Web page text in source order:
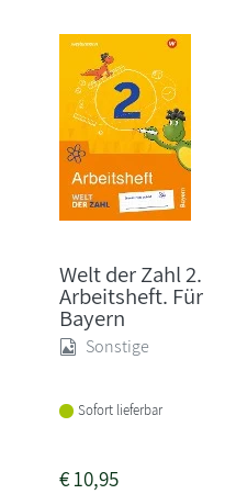
Welt der Zahl 2.
Arbeitsheft. Für
Bayern
Sonstige
Sofort lieferbar
€10,95